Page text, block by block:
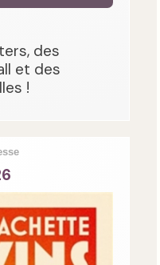
des
et des
!